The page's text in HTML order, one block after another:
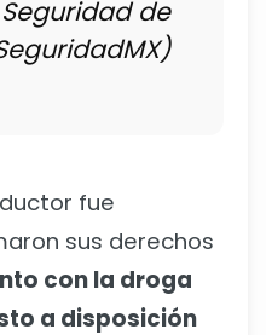
de
fue
sus derechos
con la droga
a disposición